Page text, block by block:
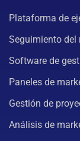
Plataforma de
Seguimiento del
Software de
Paneles de
Gestión de
Análisis de